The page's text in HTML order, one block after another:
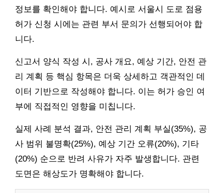
정보를 확인해야 합니다. 예시로 서울시 도로 점용
허가 신청 시에는 관련 부서 문의가 선행되어야 합
니다.
신고서 양식 작성 시, 공사 개요, 예상 기간, 안전 관
리 계획 등 핵심 항목은 더욱 상세하고 객관적인 데
이터 기반으로 작성해야 합니다. 이는 허가 승인 여
부에 직접적인 영향을 미칩니다.
실제 사례 분석 결과, 안전 관리 계획 부실(35%), 공
사 범위 불명확(25%), 예상 기간 오류(20%), 기타
(20%) 순으로 반려 사유가 자주 발생합니다. 관련
도면은 해상도가 명확해야 합니다.